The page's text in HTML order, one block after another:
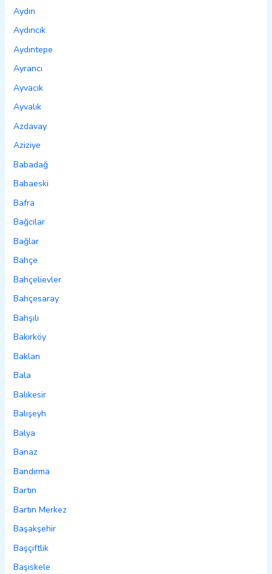
Aydın
Aydıncık
Aydıntepe
Ayrancı
Ayvacık
Ayvalık
Azdavay
Aziziye
Babadağ
Babaeski
Bafra
Bağcılar
Bağlar
Bahçe
Bahçelievler
Bahçesaray
Bahşılı
Bakırköy
Baklan
Bala
Balıkesir
Balışeyh
Balya
Banaz
Bandırma
Bartın
Bartın Merkez
Başakşehir
Başçiftlik
Başiskele